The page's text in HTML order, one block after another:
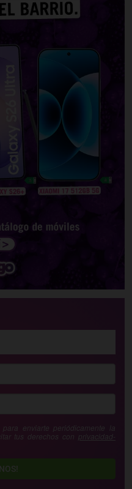
enviarte periódicamente la
tus derechos con privacidad-